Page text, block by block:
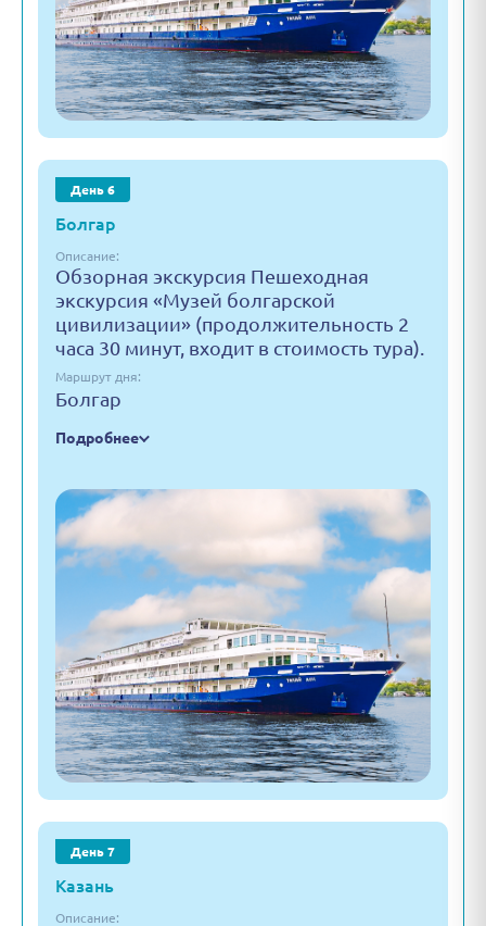
День 6
Болгар
Описание:
Обзорная экскурсия Пешеходная
экскурсия «Музей болгарской
цивилизации» (продолжительность 2
часа 30 минут, входит в стоимость тура).
Маршрут дня:
Болгар
Подробнее
День 7
Казань
Описание: